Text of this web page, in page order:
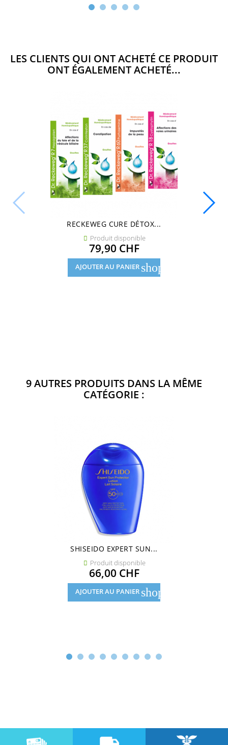
LES CLIENTS QUI ONT ACHETÉ CE PRODUIT
ONT ÉGALEMENT ACHETÉ...
RECKEWEG CURE DÉTOX...
 Produit disponible
Prix
79,90 CHF
AJOUTER AU PANIER shopping_cart
9 AUTRES PRODUITS DANS LA MÊME
CATÉGORIE :
SHISEIDO EXPERT SUN...
 Produit disponible
Prix
66,00 CHF
AJOUTER AU PANIER shopping_cart